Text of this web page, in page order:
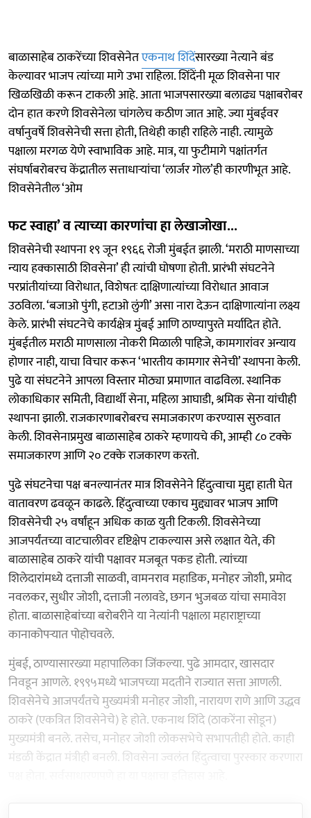
बाळासाहेब ठाकरेंच्या शिवसेनेतएकनाथ शिंदेंसारख्या नेत्याने बंड
केल्यावर भाजप त्यांच्या मागे उभा राहिला. शिंदेंनी मूळ शिवसेना पार
खिळखिळी करून टाकली आहे. आता भाजपसारख्या बलाढ्य पक्षाबरोबर
दोन हात करणे शिवसेनेला चांगलेच कठीण जात आहे. ज्या मुंबईवर
वर्षानुवर्षे शिवसेनेची सत्ता होती, तिथेही काही राहिले नाही. त्यामुळे
पक्षाला मरगळ येणे स्वाभाविक आहे. मात्र, या फुटीमागे पक्षांतर्गत
संघर्षाबरोबरच केंद्रातील सत्ताधाऱ्यांचा ‘लार्जर गोल’ही कारणीभूत आहे.
शिवसेनेतील ‘ओम
फट स्वाहा’ व त्याच्या कारणांचा हा लेखाजोखा...
शिवसेनेची स्थापना १९ जून १९६६ रोजी मुंबईत झाली. ‘मराठी माणसाच्या
न्याय हक्कासाठी शिवसेना’ ही त्यांची घोषणा होती. प्रारंभी संघटनेने
परप्रांतीयांच्या विरोधात, विशेषतः दाक्षिणात्यांच्या विरोधात आवाज
उठविला. ‘बजाओ पुंगी, हटाओ लुंगी’ असा नारा देऊन दाक्षिणात्यांना लक्ष्य
केले. प्रारंभी संघटनेचे कार्यक्षेत्र मुंबई आणि ठाण्यापुरते मर्यादित होते.
मुंबईतील मराठी माणसाला नोकरी मिळाली पाहिजे, कामगारांवर अन्याय
होणार नाही, याचा विचार करून ‘भारतीय कामगार सेनेची’ स्थापना केली.
पुढे या संघटनेने आपला विस्तार मोठ्या प्रमाणात वाढविला. स्थानिक
लोकाधिकार समिती, विद्यार्थी सेना, महिला आघाडी, श्रमिक सेना यांचीही
स्थापना झाली. राजकारणाबरोबरच समाजकारण करण्यास सुरुवात
केली. शिवसेनाप्रमुख बाळासाहेब ठाकरे म्हणायचे की, आम्ही ८० टक्के
समाजकारण आणि २० टक्के राजकारण करतो.
पुढे संघटनेचा पक्ष बनल्यानंतर मात्र शिवसेनेने हिंदुत्वाचा मुद्दा हाती घेत
वातावरण ढवळून काढले. हिंदुत्वाच्या एकाच मुद्द्यावर भाजप आणि
शिवसेनेची २५ वर्षांहून अधिक काळ युती टिकली. शिवसेनेच्या
आजपर्यंतच्या वाटचालीवर दृष्टिक्षेप टाकल्यास असे लक्षात येते, की
बाळासाहेब ठाकरे यांची पक्षावर मजबूत पकड होती. त्यांच्या
शिलेदारांमध्ये दत्ताजी साळवी, वामनराव महाडिक, मनोहर जोशी, प्रमोद
नवलकर, सुधीर जोशी, दत्ताजी नलावडे, छगन भुजबळ यांचा समावेश
होता. बाळासाहेबांच्या बरोबरीने या नेत्यांनी पक्षाला महाराष्ट्राच्या
कानाकोपऱ्यात पोहोचवले.
मुंबई, ठाण्यासारख्या महापालिका जिंकल्या. पुढे आमदार, खासदार
निवडून आणले. १९९५मध्ये भाजपच्या मदतीने राज्यात सत्ता आणली.
शिवसेनेचे आजपर्यंतचे मुख्यमंत्री मनोहर जोशी, नारायण राणे आणि उद्धव
ठाकरे (एकत्रित शिवसेनेचे) हे होते. एकनाथ शिंदे (ठाकरेंना सोडून)
मुख्यमंत्री बनले. तसेच, मनोहर जोशी लोकसभेचे सभापतीही होते. काही
मंडळी केंद्रात मंत्रीही बनली. शिवसेना ज्वलंत हिंदुत्वाचा पुरस्कार करणारा